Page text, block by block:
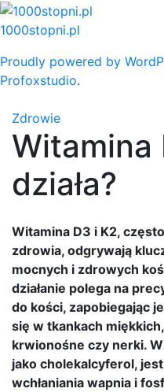
Skip
to
1000stopni.pl
Proudly powered by
Profoxstudio.
Zdrowie
Witamina
działa?
Witamina D3 i K2,
zdrowia, odgrywają
mocnych i zdrowych
działanie polega na
do kości, zapobiegając
się w tkankach
krwionośne czy nerki.
jako cholekalcyferol,
wchłaniania wapnia i